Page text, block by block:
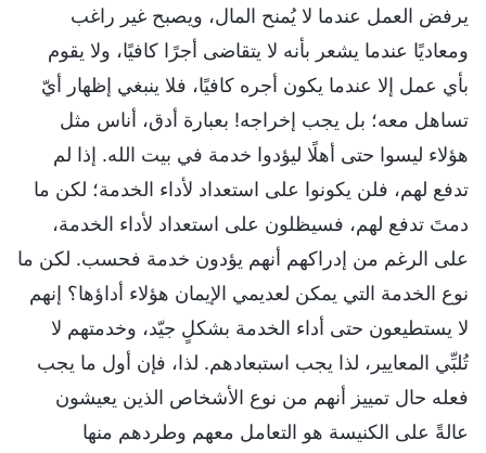
يرفض العمل عندما لا يُمنح المال، ويصبح غير راغب
ومعاديًا عندما يشعر بأنه لا يتقاضى أجرًا كافيًا، ولا يقوم
بأي عمل إلا عندما يكون أجره كافيًا، فلا ينبغي إظهار أيّ
تساهل معه؛ بل يجب إخراجه! بعبارة أدق، أناس مثل
هؤلاء ليسوا حتى أهلًا ليؤدوا خدمة في بيت الله. إذا لم
تدفع لهم، فلن يكونوا على استعداد لأداء الخدمة؛ لكن ما
دمتَ تدفع لهم، فسيظلون على استعداد لأداء الخدمة،
على الرغم من إدراكهم أنهم يؤدون خدمة فحسب. لكن ما
نوع الخدمة التي يمكن لعديمي الإيمان هؤلاء أداؤها؟ إنهم
لا يستطيعون حتى أداء الخدمة بشكلٍ جيّد، وخدمتهم لا
تُلبِّي المعايير، لذا يجب استبعادهم. لذا، فإن أول ما يجب
فعله حال تمييز أنهم من نوع الأشخاص الذين يعيشون
عالةً على الكنيسة هو التعامل معهم وطردهم منها